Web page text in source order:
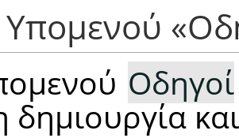
«
Οδηγοί
δημιουργία